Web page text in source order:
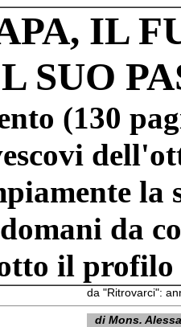
IL
SUO
(130
la
da
il profilo
da "Ritrovarci":
di Mons.